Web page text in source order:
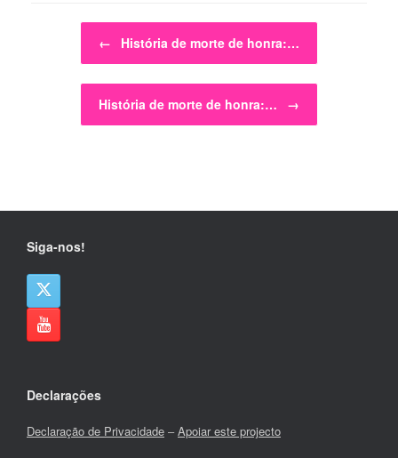
Post navigation
← História de morte de honra:…
História de morte de honra:… →
Siga-nos!
Declarações
Declaração de Privacidade –Apoiar este projecto